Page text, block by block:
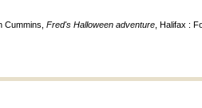
Cummins, Fred's Halloween adventure , Halifax :